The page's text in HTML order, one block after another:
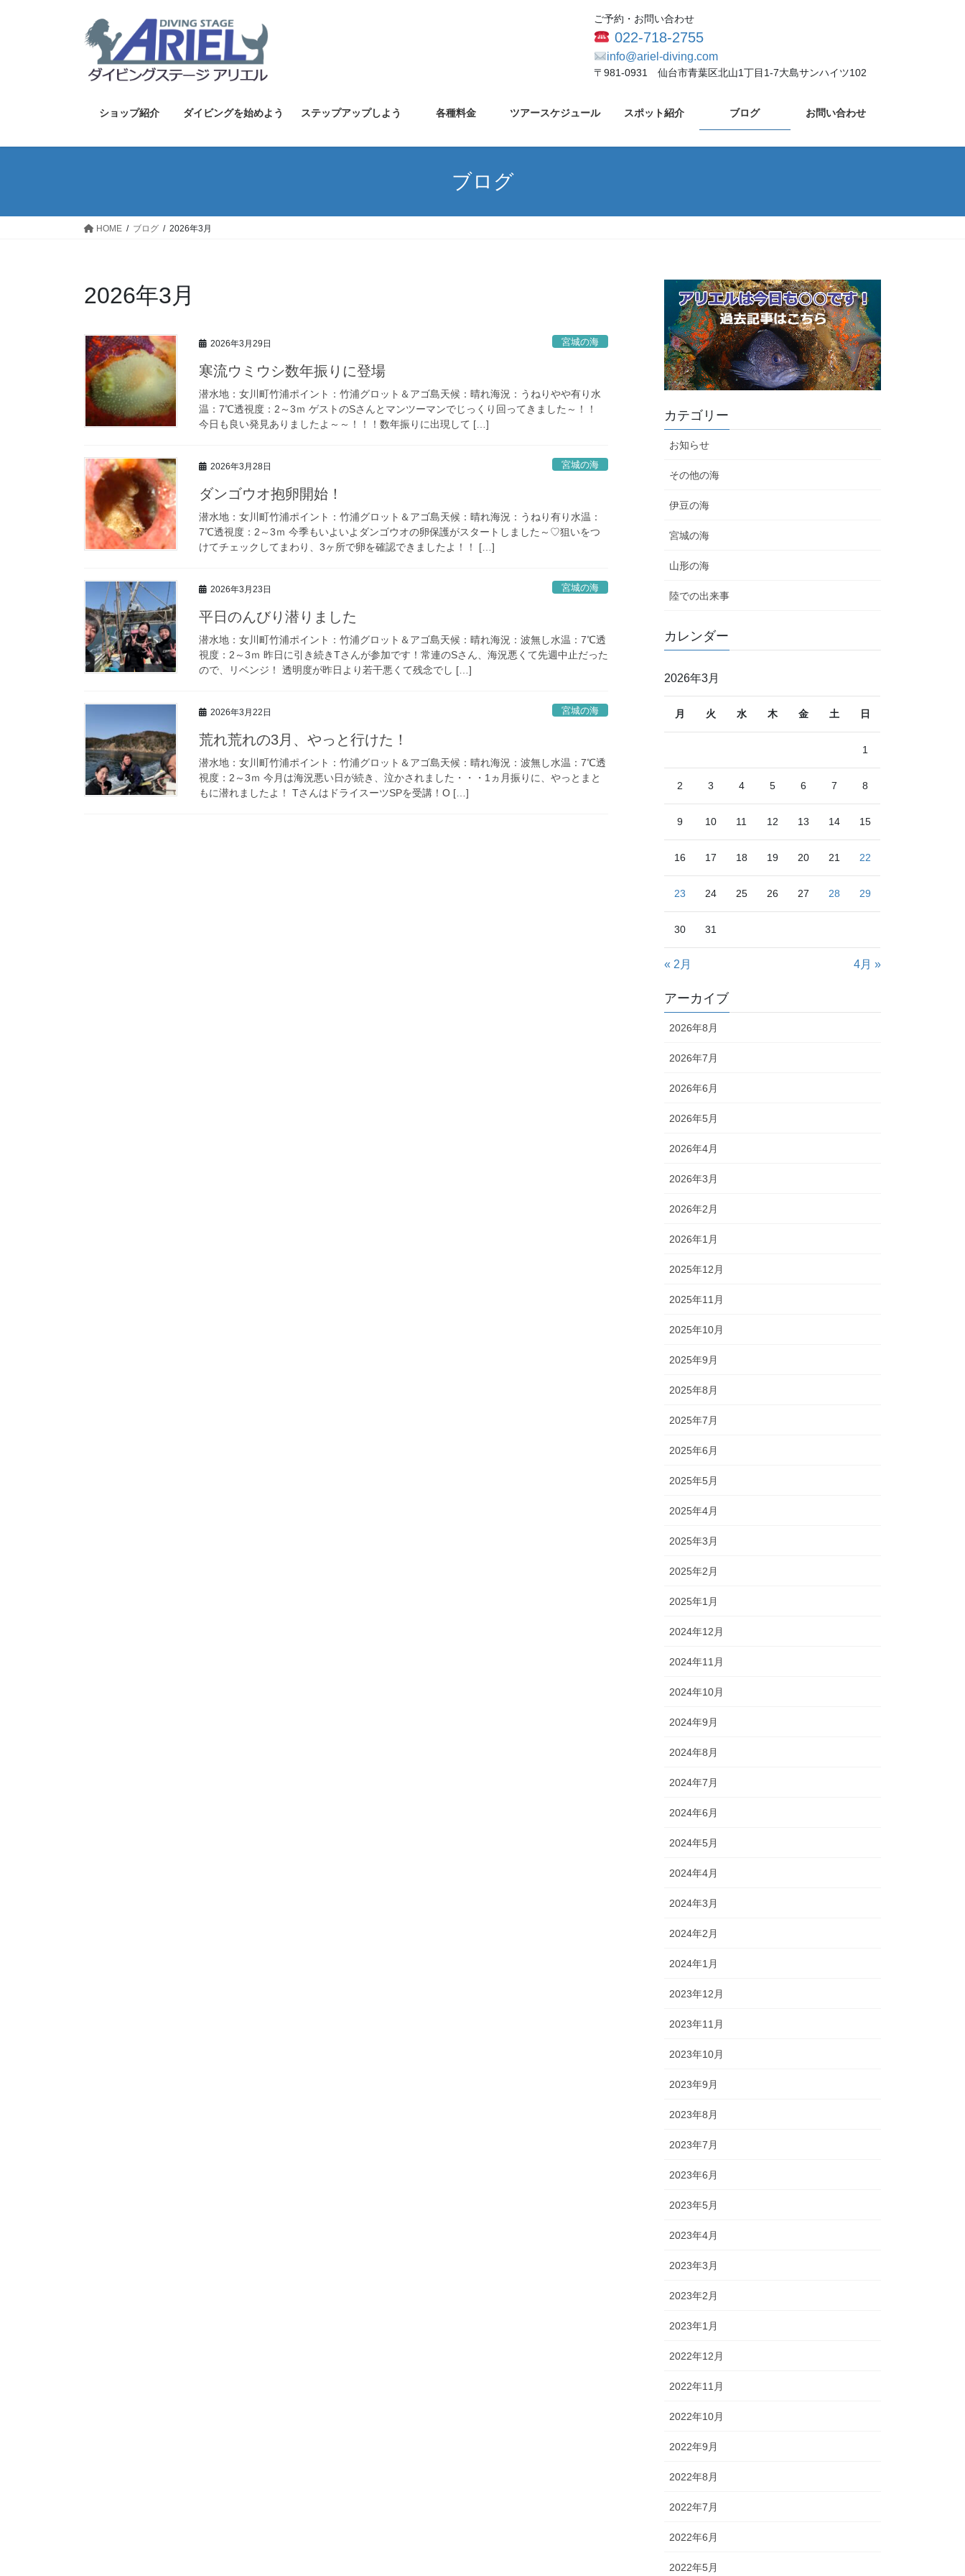
ッ
移
ご予約・お問い合わせ
022-718-2755
info@ariel-diving.com
〒981-0931 仙台市青葉区北山1丁目1-7大島サンハイツ102
ショップ紹介 ダイビングを始めよう ステップアップしよう 各種料金 ツアースケジュール スポット紹介 ブログ お問い合わせ
ブログ
HOME ブログ 2026年3月
2026年3月
2026年3月29日 宮城の海
寒流ウミウシ数年振りに登場
潜水地：女川町竹浦ポイント：竹浦グロット＆アゴ島天候：晴れ海況：うねりやや有り水
温：7℃透視度：2～3ｍ ゲストのSさんとマンツーマンでじっくり回ってきました～！！
今日も良い発見ありましたよ～～！！！数年振りに出現して […]
2026年3月28日 宮城の海
ダンゴウオ抱卵開始！
潜水地：女川町竹浦ポイント：竹浦グロット＆アゴ島天候：晴れ海況：うねり有り水温：
7℃透視度：2～3ｍ 今季もいよいよダンゴウオの卵保護がスタートしました～♡狙いをつ
けてチェックしてまわり、3ヶ所で卵を確認できましたよ！！ […]
2026年3月23日 宮城の海
平日のんびり潜りました
潜水地：女川町竹浦ポイント：竹浦グロット＆アゴ島天候：晴れ海況：波無し水温：7℃透
視度：2～3ｍ 昨日に引き続きTさんが参加です！常連のSさん、海況悪くて先週中止だった
ので、リベンジ！ 透明度が昨日より若干悪くて残念でし […]
2026年3月22日 宮城の海
荒れ荒れの3月、やっと行けた！
潜水地：女川町竹浦ポイント：竹浦グロット＆アゴ島天候：晴れ海況：波無し水温：7℃透
視度：2～3ｍ 今月は海況悪い日が続き、泣かされました・・・1ヵ月振りに、やっとまと
もに潜れましたよ！ TさんはドライスーツSPを受講！O […]
カテゴリー
お知らせ
その他の海
伊豆の海
宮城の海
山形の海
陸での出来事
カレンダー
2026年3月
月 火 水 木 金 土 日
1
2 3 4 5 6 7 8
9 10 11 12 13 14 15
16 17 18 19 20 21 22
23 24 25 26 27 28 29
30 31
« 2月 4月 »
アーカイブ
2026年8月
2026年7月
2026年6月
2026年5月
2026年4月
2026年3月
2026年2月
2026年1月
2025年12月
2025年11月
2025年10月
2025年9月
2025年8月
2025年7月
2025年6月
2025年5月
2025年4月
2025年3月
2025年2月
2025年1月
2024年12月
2024年11月
2024年10月
2024年9月
2024年8月
2024年7月
2024年6月
2024年5月
2024年4月
2024年3月
2024年2月
2024年1月
2023年12月
2023年11月
2023年10月
2023年9月
2023年8月
2023年7月
2023年6月
2023年5月
2023年4月
2023年3月
2023年2月
2023年1月
2022年12月
2022年11月
2022年10月
2022年9月
2022年8月
2022年7月
2022年6月
2022年5月